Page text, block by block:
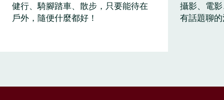
健行、騎腳踏車、散步，只要能待在
戶外，隨便什麼都好！
攝影、電
有話題聊